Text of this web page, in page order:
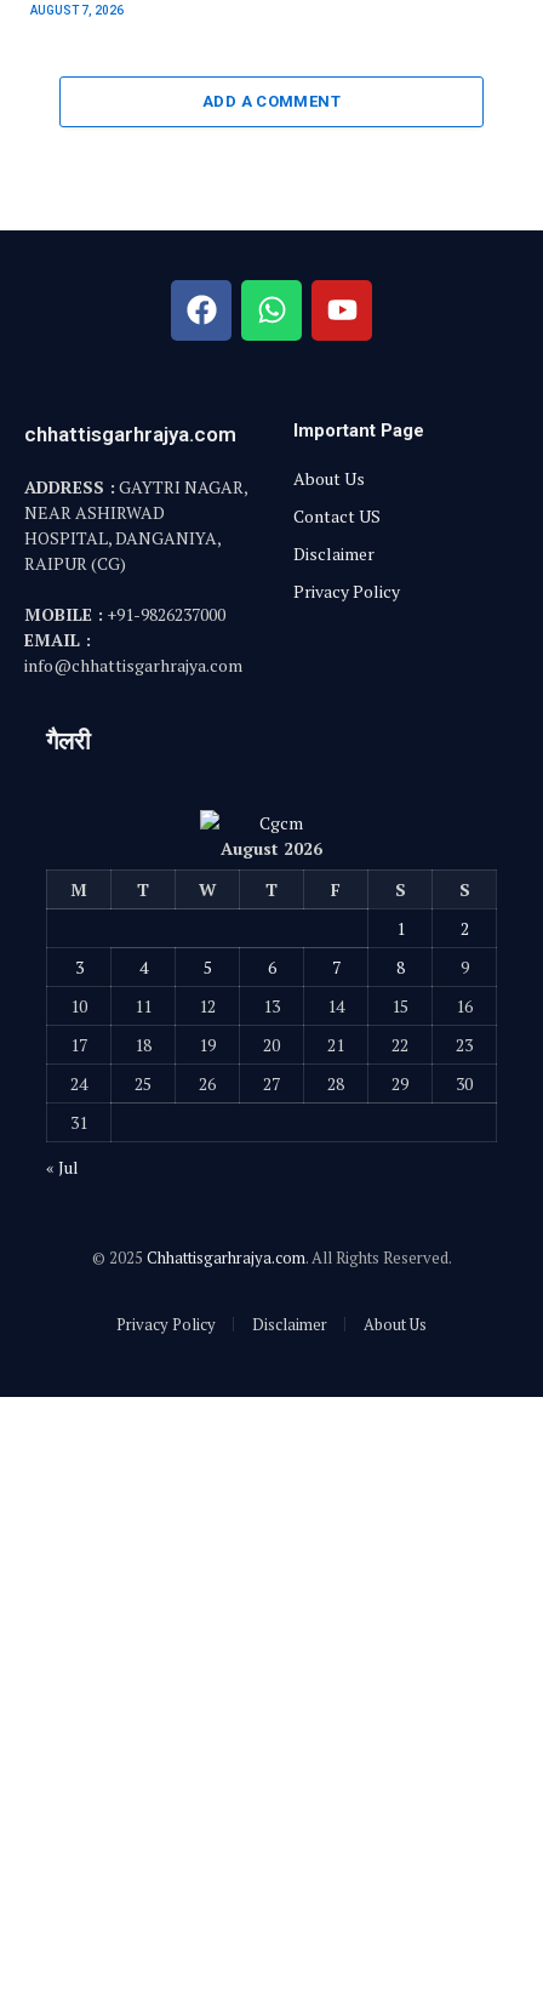
AUGUST 7, 2026
ADD A COMMENT
chhattisgarhrajya.com
ADDRESS : GAYTRI NAGAR,
NEAR ASHIRWAD
HOSPITAL, DANGANIYA,
RAIPUR (CG)
MOBILE : +91-9826237000
EMAIL :
info@chhattisgarhrajya.com
Important Page
About Us
Contact US
Disclaimer
Privacy Policy
गैलरी
August 2026
M
T W T F S
S
1
2
3
4 5 6 7 8
9
10
11 12 13 14 15
16
17
18 19 20 21 22
23
24
25 26 27 28 29
30
31
« Jul
© 2025 Chhattisgarhrajya.com. All Rights Reserved.
Privacy Policy Disclaimer About Us